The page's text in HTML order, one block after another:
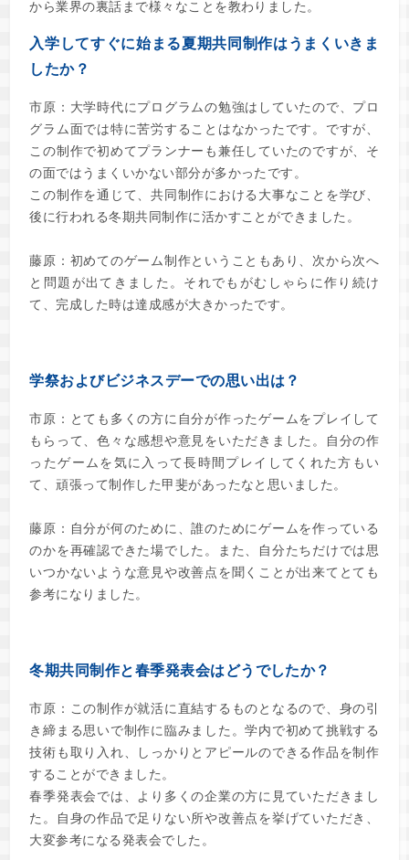
から業界の裏話まで様々なことを教わりました。
入学してすぐに始まる夏期共同制作はうまくいきま
したか？
市原：大学時代にプログラムの勉強はしていたので、プロ
グラム面では特に苦労することはなかったです。ですが、
この制作で初めてプランナーも兼任していたのですが、そ
の面ではうまくいかない部分が多かったです。
この制作を通じて、共同制作における大事なことを学び、
後に行われる冬期共同制作に活かすことができました。
藤原：初めてのゲーム制作ということもあり、次から次へ
と問題が出てきました。それでもがむしゃらに作り続け
て、完成した時は達成感が大きかったです。
学祭およびビジネスデーでの思い出は？
市原：とても多くの方に自分が作ったゲームをプレイして
もらって、色々な感想や意見をいただきました。自分の作
ったゲームを気に入って長時間プレイしてくれた方もい
て、頑張って制作した甲斐があったなと思いました。
藤原：自分が何のために、誰のためにゲームを作っている
のかを再確認できた場でした。また、自分たちだけでは思
いつかないような意見や改善点を聞くことが出来てとても
参考になりました。
冬期共同制作と春季発表会はどうでしたか？
市原：この制作が就活に直結するものとなるので、身の引
き締まる思いで制作に臨みました。学内で初めて挑戦する
技術も取り入れ、しっかりとアピールのできる作品を制作
することができました。
春季発表会では、より多くの企業の方に見ていただきまし
た。自身の作品で足りない所や改善点を挙げていただき、
大変参考になる発表会でした。